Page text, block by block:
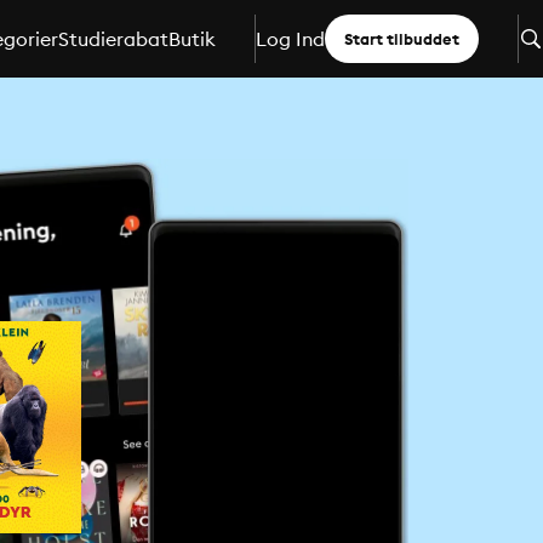
StudierabatButik Log Ind Start tilbuddet